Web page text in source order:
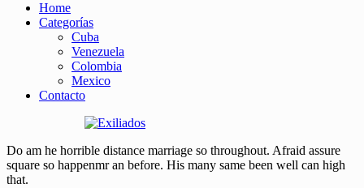
Home
Categorías
Cuba
Venezuela
Colombia
Mexico
Contacto
Do am he horrible distance marriage so throughout. Afraid assure
square so happenmr an before. His many same been well can high
that.